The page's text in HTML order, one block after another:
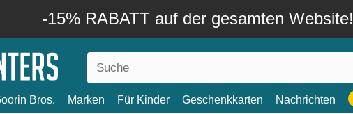
-15% RABATT auf der gesamten Website!
Bros. Marken Für Kinder Geschenkkarten Nachrichten